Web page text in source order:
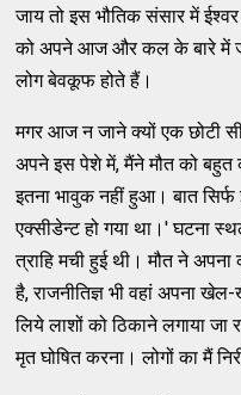
जाय तो इस भौतिक संसार में
को अपने आज और कल के बारे में
लोग बेवकूफ होते हैं।
मगर आज न जाने क्यों एक छोटी
अपने इस पेशे में, मैंने मौत को
इतना भावुक नहीं हुआ। बात
एक्सीडेन्ट हो गया था।' घटना
त्राहि मची हुई थी। मौत ने
है, राजनीतिज्ञ भी वहां अपना
लिये लाशों को ठिकाने लगाया जा
मृत घोषित करना। लोगों का मैं